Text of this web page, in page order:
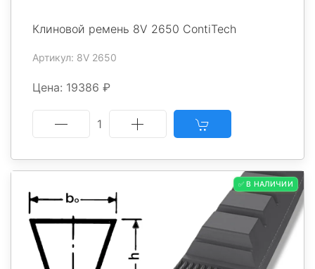
Клиновой ремень 8V 2650 ContiTech
Артикул: 8V 2650
Цена: 19386 ₽
1
✅ В НАЛИЧИИ